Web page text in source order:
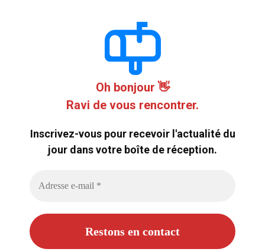
Oh bonjour 👋
Ravi de vous rencontrer.
Inscrivez-vous pour recevoir l'actualité du
jour dans votre boîte de réception.